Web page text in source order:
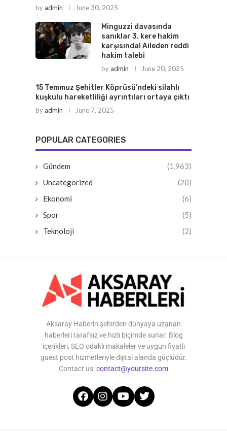
byadmin June 30, 2025
Minguzzi davasında
sanıklar 3. kere hakim
karşısında! Aileden reddi
hakim talebi
byadmin June 20, 2025
15 Temmuz Şehitler Köprüsü’ndeki silahlı
kuşkulu hareketliliği ayrıntıları ortaya çıktı
byadmin June 7, 2025
POPULAR CATEGORIES
Gündem
(1,963)
Uncategorized
(20)
Ekonomi
(6)
Spor
(5)
Teknoloji
(2)
Aksaray Haberin şehirden dünyaya uzanan
haberleri tarafsız ve hızlı biçimde sunar. Blog
içerikleri, SEO odaklı makaleler ve uygun fiyatlı
guest post hizmetleriyle dijital alanda güçlüdür.
Contact us:contact@yoursite.com